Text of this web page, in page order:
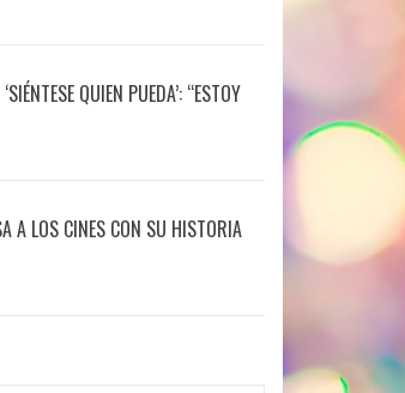
QUIEN PUEDA’: “ESTOY
A LOS CINES CON SU HISTORIA